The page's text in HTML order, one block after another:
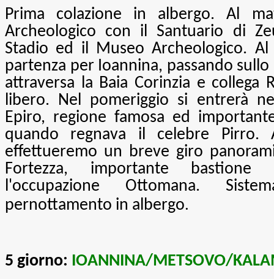
Prima colazione in albergo. Al
Archeologico con il Santuario di
Stadio ed il Museo Archeologico.
partenza per Ioannina, passando
attraversa la Baia Corinzia e collega
libero. Nel pomeriggio si entrerà
Epiro, regione famosa ed
quando regnava il celebre Pirro.
effettueremo un breve giro
Fortezza, importante bastione
l'occupazione Ottomana.
pernottamento in albergo.
5 giorno: IOANNINA/METSOVO/